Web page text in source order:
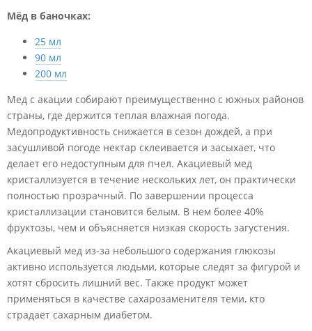
Мёд в баночках:
25 мл
90 мл
200 мл
Мед с акации собирают преимущественно с южных районов
страны, где держится теплая влажная погода.
Медопродуктивность снижается в сезон дождей, а при
засушливой погоде нектар склеивается и засыхает, что
делает его недоступным для пчел. Акациевый мед
кристаллизуется в течение нескольких лет, он практически
полностью прозрачный. По завершении процесса
кристаллизации становится белым. В нем более 40%
фруктозы, чем и объясняется низкая скорость загустения.
Акациевый мед из-за небольшого содержания глюкозы
активно используется людьми, которые следят за фигурой и
хотят сбросить лишний вес. Также продукт может
применяться в качестве сахарозаменителя теми, кто
страдает сахарным диабетом.